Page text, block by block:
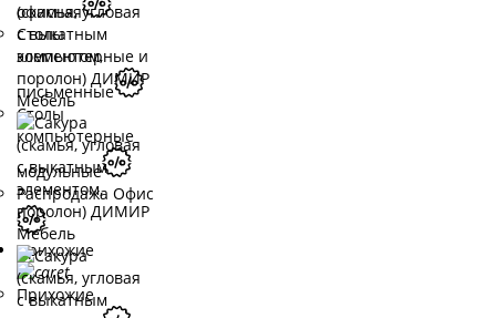
офисная
Столы
компьютерные и
письменные
Столы
компьютерные
модульные
Распродажа Офис
Прихожие
Прихожие